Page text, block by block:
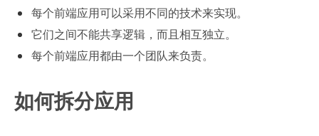
每个前端应用可以采用不同的技术来实现。
它们之间不能共享逻辑，而且相互独立。
每个前端应用都由一个团队来负责。
如何拆分应用